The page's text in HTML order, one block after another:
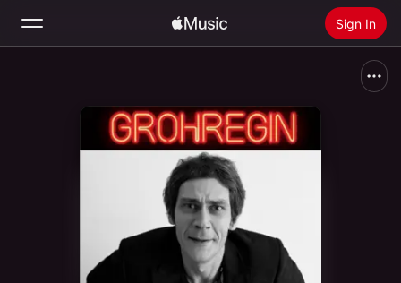
Sign In
Install Apple Music